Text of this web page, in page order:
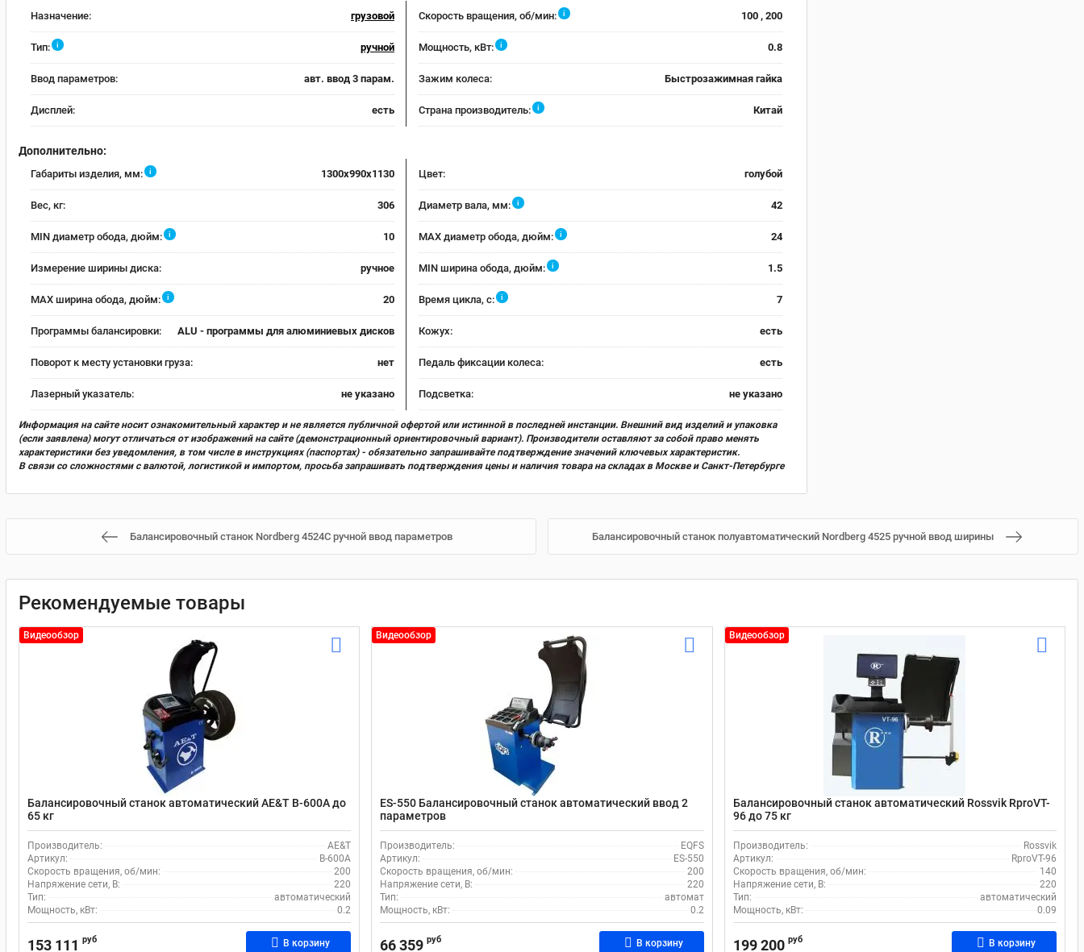
Назначение: грузовой Скорость вращения, об/мин: i 100 , 200
Тип: i ручной Мощность, кВт: i 0.8
Ввод параметров: авт. ввод 3 парам. Зажим колеса: Быстрозажимная гайка
Дисплей: есть Страна производитель: i Китай
Дополнительно:
Габариты изделия, мм: i 1300x990x1130 Цвет: голубой
Вес, кг: 306 Диаметр вала, мм: i 42
MIN диаметр обода, дюйм: i 10 MAX диаметр обода, дюйм: i 24
Измерение ширины диска: ручное MIN ширина обода, дюйм: i 1.5
MAX ширина обода, дюйм: i 20 Время цикла, с: i 7
Программы балансировки: ALU - программы для алюминиевых дисков Кожух: есть
Поворот к месту установки груза: нет Педаль фиксации колеса: есть
Лазерный указатель: не указано Подсветка: не указано
Информация на сайте носит ознакомительный характер и не является публичной офертой или истинной в последней инстанции. Внешний вид изделий и упаковка
(если заявлена) могут отличаться от изображений на сайте (демонстрационный ориентировочный вариант). Производители оставляют за собой право менять
характеристики без уведомления, в том числе в инструкциях (паспортах) - обязательно запрашивайте подтверждение значений ключевых характеристик.
В связи со сложностями с валютой, логистикой и импортом, просьба запрашивать подтверждения цены и наличия товара на складах в Москве и Санкт-Петербурге
Балансировочный станок Nordberg 4524C ручной ввод параметров Балансировочный станок полуавтоматический Nordberg 4525 ручной ввод ширины
Рекомендуемые товары
Видеообзор
Балансировочный станок автоматический AE&T B-600A до
65 кг
Производитель:
AE&T
Артикул:
B-600A
Скорость вращения, об/мин:
200
Напряжение сети, В:
220
Тип:
автоматический
Мощность, кВт:
0.2
153 111 руб В корзину
Видеообзор
ES-550 Балансировочный станок автоматический ввод 2
параметров
Производитель:
EQFS
Артикул:
ES-550
Скорость вращения, об/мин:
200
Напряжение сети, В:
220
Тип:
автомат
Мощность, кВт:
0.2
66 359 руб В корзину
Видеообзор
Балансировочный станок автоматический Rossvik RproVT-
96 до 75 кг
Производитель:
Rossvik
Артикул:
RproVT-96
Скорость вращения, об/мин:
140
Напряжение сети, В:
220
Тип:
автоматический
Мощность, кВт:
0.09
199 200 руб В корзину